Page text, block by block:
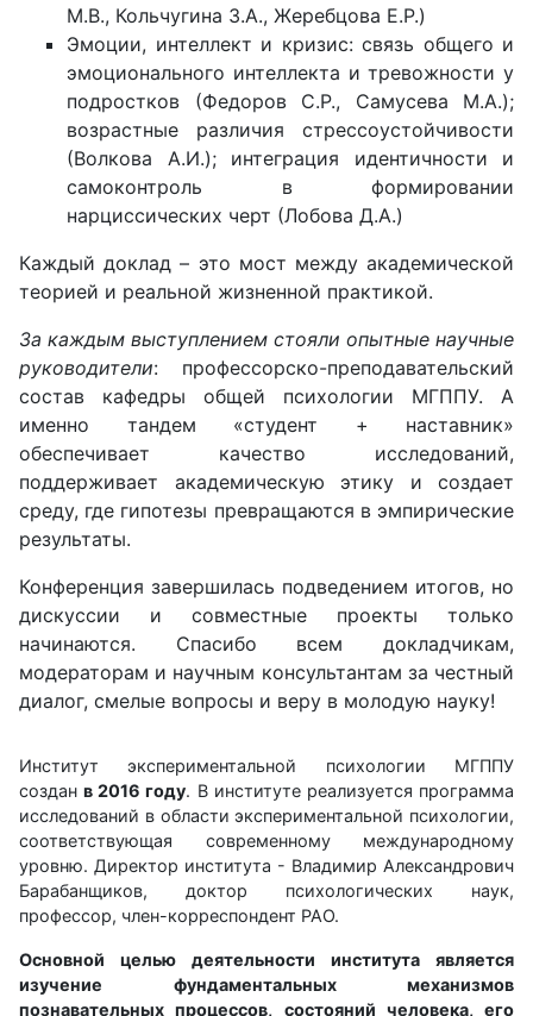
М.В., Кольчугина З.А., Жеребцова Е.Р.)
Эмоции, интеллект и кризис: связь общего и
эмоционального интеллекта и тревожности у
подростков (Федоров С.Р., Самусева М.А.);
возрастные различия стрессоустойчивости
(Волкова А.И.); интеграция идентичности и
самоконтроль в формировании
нарциссических черт (Лобова Д.А.)
Каждый доклад – это мост между академической
теорией и реальной жизненной практикой.
За каждым выступлением стояли опытные научные
руководители: профессорско-преподавательский
состав кафедры общей психологии МГППУ. А
именно тандем «студент + наставник»
обеспечивает качество исследований,
поддерживает академическую этику и создает
среду, где гипотезы превращаются в эмпирические
результаты.
Конференция завершилась подведением итогов, но
дискуссии и совместные проекты только
начинаются. Спасибо всем докладчикам,
модераторам и научным консультантам за честный
диалог, смелые вопросы и веру в молодую науку!
Институт экспериментальной психологии МГППУ
созданв 2016 году. В институте реализуется программа
исследований в области экспериментальной психологии,
соответствующая современному международному
уровню. Директор института - Владимир Александрович
Барабанщиков, доктор психологических наук,
профессор, член-корреспондент РАО.
Основной целью деятельности института является
изучение фундаментальных механизмов
познавательных процессов, состояний человека, его